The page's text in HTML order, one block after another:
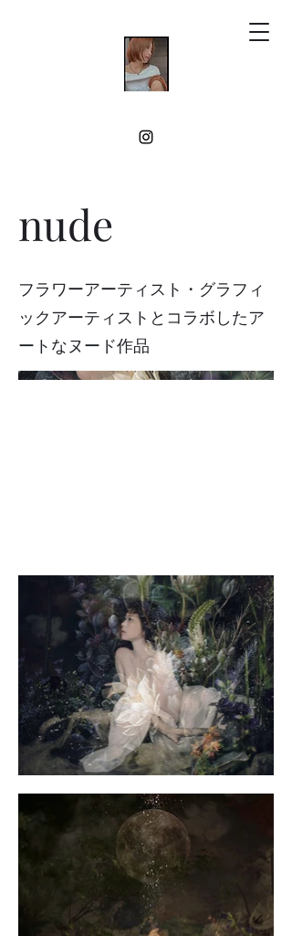
nude
フラワーアーティスト・グラフィ
ックアーティストとコラボしたア
ートなヌード作品